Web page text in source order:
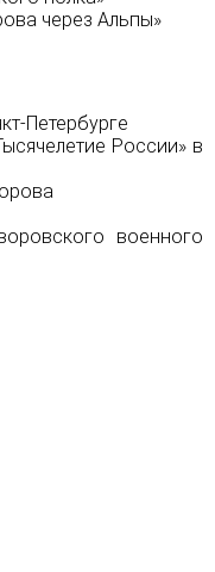
через Альпы»
Петербурге
России» в
военного